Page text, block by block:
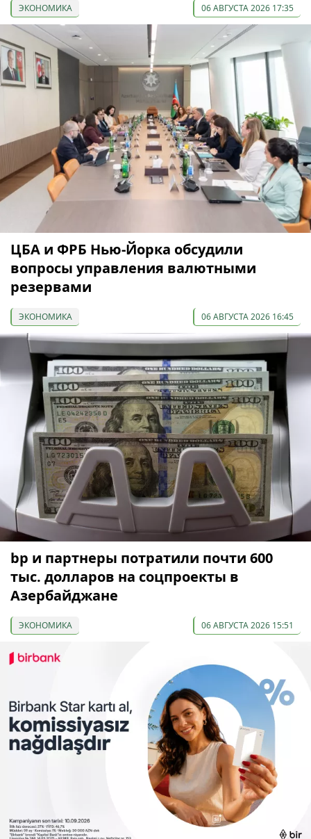
ЭКОНОМИКА 06 АВГУСТА 2026 17:35
ЦБА и ФРБ Нью-Йорка обсудили
вопросы управления валютными
резервами
ЭКОНОМИКА 06 АВГУСТА 2026 16:45
bp и партнеры потратили почти 600
тыс. долларов на соцпроекты в
Азербайджане
ЭКОНОМИКА 06 АВГУСТА 2026 15:51